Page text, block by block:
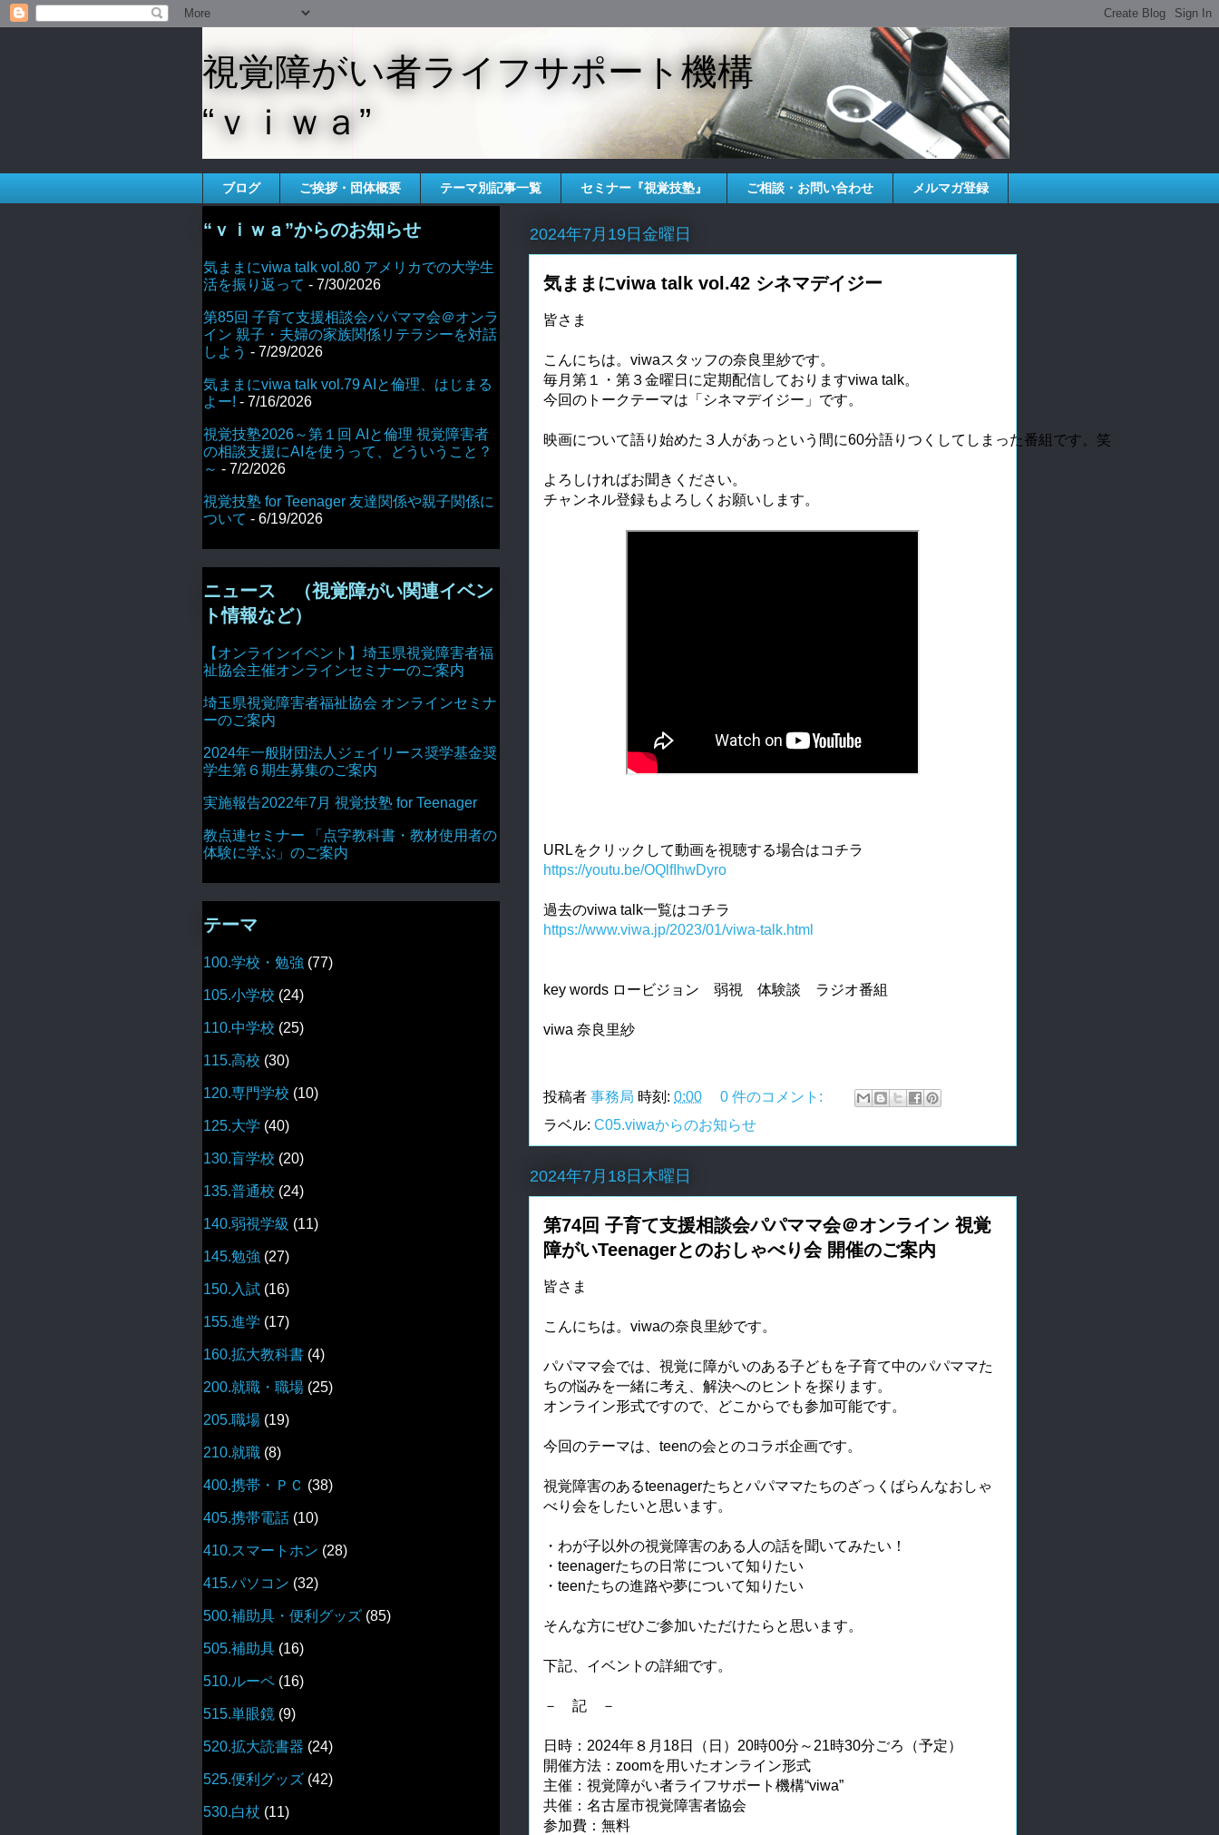
視覚障がい者ライフサポート機構
“ｖｉｗａ”
ブログ ご挨拶・団体概要 テーマ別記事一覧 セミナー『視覚技塾』 ご相談・お問い合わせ メルマガ登録
2024年7月19日金曜日
気ままにviwa talk vol.42 シネマデイジー
皆さま
こんにちは。viwaスタッフの奈良里紗です。
毎月第１・第３金曜日に定期配信しておりますviwa talk。
今回のトークテーマは「シネマデイジー」です。
映画について語り始めた３人があっという間に60分語りつくしてしまった番組です。笑
よろしければお聞きください。
チャンネル登録もよろしくお願いします。
URLをクリックして動画を視聴する場合はコチラ
https://youtu.be/OQlfIhwDyro
https://www.viwa.jp/2023/01/viwa-talk.html
key words ロービジョン　弱視　体験談　ラジオ番組
viwa 奈良里紗
投稿者 事務局 時刻: 0:00
0 件のコメント:
ラベル: C05.viwaからのお知らせ
2024年7月18日木曜日
第74回 子育て支援相談会パパママ会＠オンライン 視覚
障がいTeenagerとのおしゃべり会 開催のご案内
皆さま
こんにちは。viwaの奈良里紗です。
パパママ会では、視覚に障がいのある子どもを子育て中のパパママた
ちの悩みを一緒に考え、解決へのヒントを探ります。
オンライン形式ですので、どこからでも参加可能です。
今回のテーマは、teenの会とのコラボ企画です。
視覚障害のあるteenagerたちとパパママたちのざっくばらんなおしゃ
べり会をしたいと思います。
・わが子以外の視覚障害のある人の話を聞いてみたい！
・teenagerたちの日常について知りたい
・teenたちの進路や夢について知りたい
そんな方にぜひご参加いただけたらと思います。
下記、イベントの詳細です。
－ 記 －
日時：2024年８月18日（日）20時00分～21時30分ごろ（予定）
開催方法：zoomを用いたオンライン形式
主催：視覚障がい者ライフサポート機構“viwa”
共催：名古屋市視覚障害者協会
参加費：無料
“ｖｉｗａ”からのお知らせ
気ままにviwa talk vol.80 アメリカでの大学生
活を振り返って - 7/30/2026
第85回 子育て支援相談会パパママ会＠オンラ
イン 親子・夫婦の家族関係リテラシーを対話
しよう - 7/29/2026
気ままにviwa talk vol.79 AIと倫理、はじまる
よー! - 7/16/2026
視覚技塾2026～第１回 AIと倫理 視覚障害者
の相談支援にAIを使うって、どういうこと？
～ - 7/2/2026
視覚技塾 for Teenager 友達関係や親子関係に
ついて - 6/19/2026
ニュース （視覚障がい関連イベン
ト情報など）
【オンラインイベント】埼玉県視覚障害者福
祉協会主催オンラインセミナーのご案内
埼玉県視覚障害者福祉協会 オンラインセミナ
ーのご案内
2024年一般財団法人ジェイリース奨学基金奨
学生第６期生募集のご案内
実施報告2022年7月 視覚技塾 for Teenager
教点連セミナー 「点字教科書・教材使用者の
体験に学ぶ」のご案内
テーマ
100.学校・勉強 (77)
105.小学校 (24)
110.中学校 (25)
115.高校 (30)
120.専門学校 (10)
125.大学 (40)
130.盲学校 (20)
135.普通校 (24)
140.弱視学級 (11)
145.勉強 (27)
150.入試 (16)
155.進学 (17)
160.拡大教科書 (4)
200.就職・職場 (25)
205.職場 (19)
210.就職 (8)
400.携帯・ＰＣ (38)
405.携帯電話 (10)
410.スマートホン (28)
415.パソコン (32)
500.補助具・便利グッズ (85)
505.補助具 (16)
510.ルーペ (16)
515.単眼鏡 (9)
520.拡大読書器 (24)
525.便利グッズ (42)
530.白杖 (11)